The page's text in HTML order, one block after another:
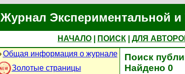
Журнал Экспериментальной и
НАЧАЛО ПОИСК ДЛЯ
Общая информация о журнале
Золотые страницы
Поиск
Найдено 0